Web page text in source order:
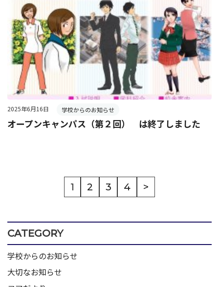
2025年6月16日 学校からのお知らせ
オープンキャンパス（第２回） は終了しました
1 2 3 4 >
CATEGORY
学校からのお知らせ
大切なお知らせ